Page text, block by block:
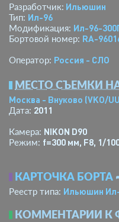
Разработчик: Ильюшин
Тип: Ил-96
Модификация: Ил-96-
Бортовой номер: RA-
Оператор: Россия - СЛО
МЕСТО СЪЕМКИ
Москва - Внуково (VKO/
Дата: 2011
Камера: NIKON D90
Режим: f=300 мм, F8, 1/
КАРТОЧКА БОРТА
Реестр типа: Ильюшин
КОММЕНТАРИИ К